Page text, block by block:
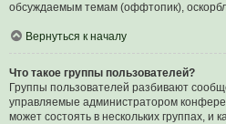
обсуждаемым темам (оффтопик),
Вернуться к началу
Что такое группы пользователей?
Группы пользователей разбивают
управляемые администратором
может состоять в нескольких группах, и